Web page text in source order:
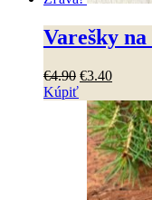
Varešky
€4.90 Pôvodná
bola:
€4.90.
€3.40
je:
€3.40.
Kúpiť
variantov.
Možnosti